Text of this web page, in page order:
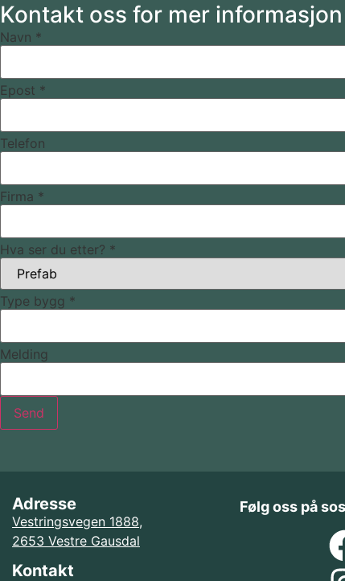
Kontakt oss for mer
Navn *
Epost *
Telefon
Firma *
Hva ser du etter? *
Type bygg *
Melding
Send
Adresse
Vestringsvegen 1888,
2653 Vestre Gausdal
Kontakt
Følg oss på